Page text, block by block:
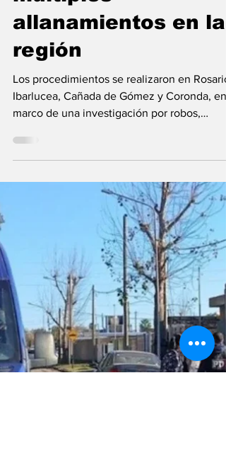
calificados: dos
detenidos y
múltiples
allanamientos en la
marco de una investigación por robos,
privación ilegítima de la libertad y
ilícita. La causa también involucra a las
fiscalías de San Lorenzo, Casilda y Las
La Policía de Santa Fe y el Servicio
Penitenciario Provincial realizaron una serie
de allanamientos simultáneos en Rosario,
Ibarlucea, Cañada de Gómez y Coronda, en
marco de una investigación por robo
calificado,